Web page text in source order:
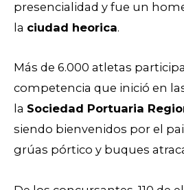
presencialidad y fue un
la ciudad heorica.
Más de 6.000 atletas
competencia que inició en
la Sociedad Portuaria
siendo bienvenidos por el
grúas pórtico y buques